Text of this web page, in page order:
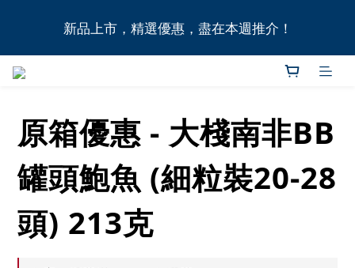
全港11間門市自取無門檻，買滿HK$1,000即享本地免
費送貨上門服務！
新品上市，精選優惠，盡在本週推介！
全港11間門市自取無門檻，買滿HK$1,000即享本地免
原箱優惠 - 大棧南非BB
罐頭鮑魚 (細粒裝20-28
頭) 213克